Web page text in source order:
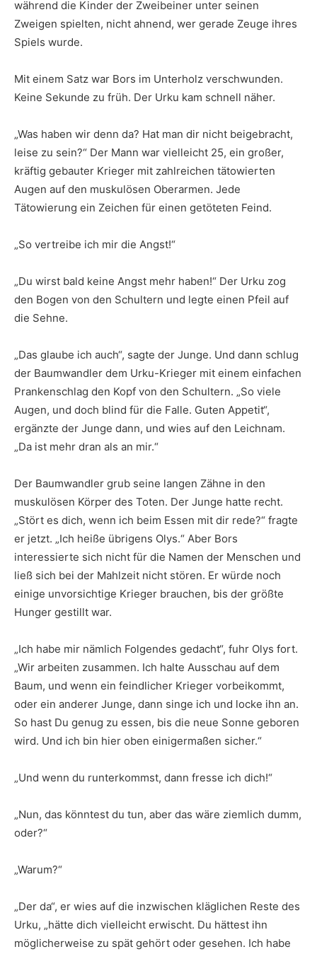
während die Kinder der Zweibeiner unter seinen
Zweigen spielten, nicht ahnend, wer gerade Zeuge ihres
Spiels wurde.
Mit einem Satz war Bors im Unterholz verschwunden.
Keine Sekunde zu früh. Der Urku kam schnell näher.
„Was haben wir denn da? Hat man dir nicht beigebracht,
leise zu sein?“ Der Mann war vielleicht 25, ein großer,
kräftig gebauter Krieger mit zahlreichen tätowierten
Augen auf den muskulösen Oberarmen. Jede
Tätowierung ein Zeichen für einen getöteten Feind.
„So vertreibe ich mir die Angst!“
„Du wirst bald keine Angst mehr haben!“ Der Urku zog
den Bogen von den Schultern und legte einen Pfeil auf
die Sehne.
„Das glaube ich auch“, sagte der Junge. Und dann schlug
der Baumwandler dem Urku-Krieger mit einem einfachen
Prankenschlag den Kopf von den Schultern. „So viele
Augen, und doch blind für die Falle. Guten Appetit“,
ergänzte der Junge dann, und wies auf den Leichnam.
„Da ist mehr dran als an mir.“
Der Baumwandler grub seine langen Zähne in den
muskulösen Körper des Toten. Der Junge hatte recht.
„Stört es dich, wenn ich beim Essen mit dir rede?“ fragte
er jetzt. „Ich heiße übrigens Olys.“ Aber Bors
interessierte sich nicht für die Namen der Menschen und
ließ sich bei der Mahlzeit nicht stören. Er würde noch
einige unvorsichtige Krieger brauchen, bis der größte
Hunger gestillt war.
„Ich habe mir nämlich Folgendes gedacht“, fuhr Olys fort.
„Wir arbeiten zusammen. Ich halte Ausschau auf dem
Baum, und wenn ein feindlicher Krieger vorbeikommt,
oder ein anderer Junge, dann singe ich und locke ihn an.
So hast Du genug zu essen, bis die neue Sonne geboren
wird. Und ich bin hier oben einigermaßen sicher.“
„Und wenn du runterkommst, dann fresse ich dich!“
„Nun, das könntest du tun, aber das wäre ziemlich dumm,
oder?“
„Warum?“
„Der da“, er wies auf die inzwischen kläglichen Reste des
Urku, „hätte dich vielleicht erwischt. Du hättest ihn
möglicherweise zu spät gehört oder gesehen. Ich habe